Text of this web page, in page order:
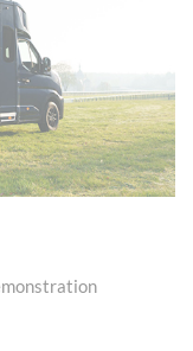
des cookies